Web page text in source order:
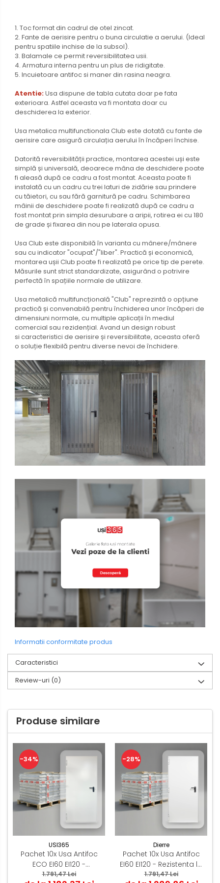
1. Toc format din cadrul de otel zincat.
2. Fante de aerisire pentru o buna circulatie a aerului. (Ideal
pentru spatiile inchise de la subsol).
3. Balamale ce permit reversibilitatea usii.
4. Armatura interna pentru un plus de ridigitate.
5. Incuietoare antifoc si maner din rasina neagra.
Atentie:Usa dispune de tabla cutata doar pe fata
exterioara. Astfel aceasta va fi montata doar cu
deschiderea la exterior.
Usa metalica multifunctionala Club este dotată cu fante de
aerisire care asigură circulația aerului în încăperi închise.
Datorită reversibilității practice, montarea acestei uși este
simplă și universală, deoarece mâna de deschidere poate
fi aleasă după ce cadru a fost montat. Aceasta poate fi
instalată cu un cadru cu trei laturi de zidărie sau prindere
cu tăietori, cu sau fără garnitură pe cadru. Schimbarea
mâinii de deschidere poate fi realizată după ce cadru a
fost montat prin simpla desurubare a aripii, rotirea ei cu 180
de grade și fixarea din nou pe laterala opusa.
Usa Club este disponibilă în varianta cu mânere/mânere
sau cu indicator "ocupat"/"liber". Practică și economică,
montarea ușii Club poate fi realizată pe orice tip de perete.
Măsurile sunt strict standardizate, asigurând o potrivire
perfectă în spațiile normale de utilizare.
Usa metalică multifuncțională "Club" reprezintă o opțiune
practică și convenabilă pentru închiderea unor încăperi de
dimensiuni normale, cu multiple aplicații în mediul
comercial sau rezidențial. Avand un design robust
si caracteristici de aerisire și reversibilitate, aceasta oferă
o soluție flexibilă pentru diverse nevoi de închidere.
Informatii conformitate produs
Caracteristici
Review-uri (0)
Produse similare
-34%
USI365
Pachet 10x Usa Antifoc
ECO EI60 EI120 -
Rezistenta la foc 60 / 120
1.791,47 Lei
-28%
Dierre
Pachet 10x Usa Antifoc
EI60 EI120 - Rezistenta la
foc 60 / 120 min - Montaj
1.791,47 Lei